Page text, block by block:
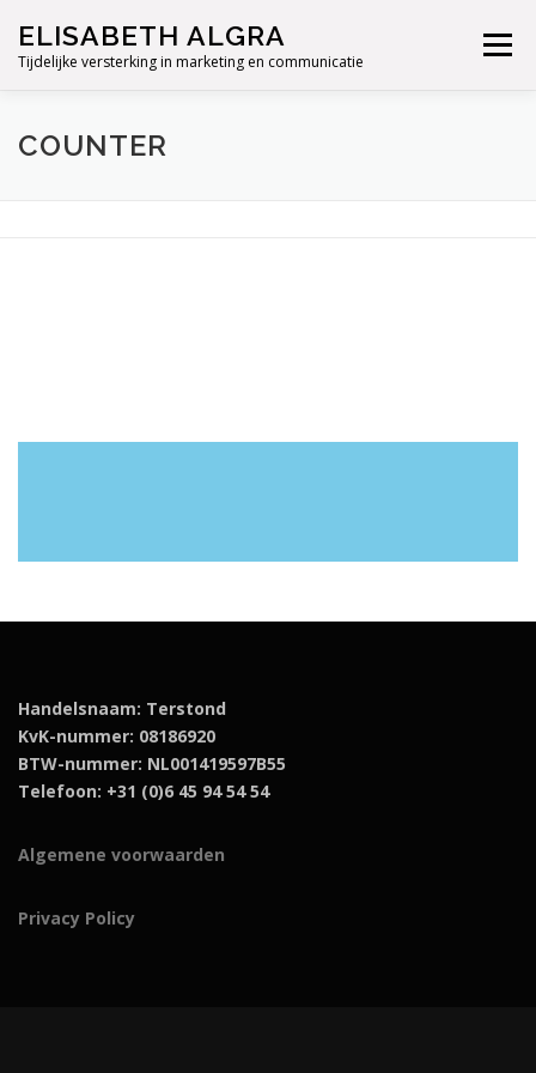
naarELISABETH ALGRA
Tijdelijke versterking in marketing en communicatie
Menu
COUNTER
Handelsnaam: Terstond
KvK-nummer: 08186920
BTW-nummer: NL001419597B55
Telefoon: +31 (0)6 45 94 54 54
Algemene voorwaarden
Privacy Policy